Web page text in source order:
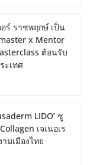
ร์ ราชพฤกษ์ เป็น
x Mentor
ต้อนรับ
ะเทศ
LIDO’ ชู
เจเนอเร
มเมืองไทย